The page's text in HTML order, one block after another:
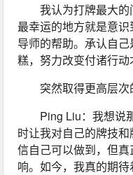
我认为打牌最大的
最幸运的地方就是意
导师的帮助。承认自
糕，努力改变付诸行动
突然取得更高层次
Ping Liu：我想说
时让我对自己的牌技
信自己可以做到，但
响。如今，我真的期待